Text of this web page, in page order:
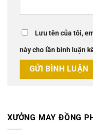
Lưu tên của tôi,
này cho lần bình luận
XƯỞNG MAY ĐỒNG